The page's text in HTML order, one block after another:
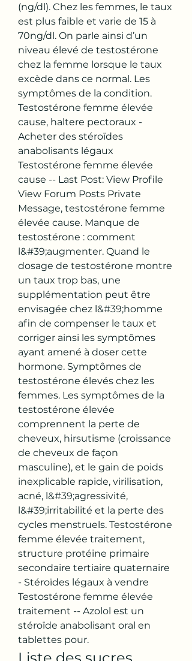
(ng/dl). Chez les femmes, le taux
est plus faible et varie de 15 à
70ng/dl. On parle ainsi d’un
niveau élevé de testostérone
chez la femme lorsque le taux
excède dans ce normal. Les
symptômes de la condition.
Testostérone femme élevée
cause, haltere pectoraux -
Acheter des stéroïdes
anabolisants légaux
Testostérone femme élevée
cause -- Last Post: View Profile
View Forum Posts Private
Message, testostérone femme
élevée cause. Manque de
testostérone : comment
l&#39;augmenter. Quand le
dosage de testostérone montre
un taux trop bas, une
supplémentation peut être
envisagée chez l&#39;homme
afin de compenser le taux et
corriger ainsi les symptômes
ayant amené à doser cette
hormone. Symptômes de
testostérone élevés chez les
femmes. Les symptômes de la
testostérone élevée
comprennent la perte de
cheveux, hirsutisme (croissance
de cheveux de façon
masculine), et le gain de poids
inexplicable rapide, virilisation,
acné, l&#39;agressivité,
l&#39;irritabilité et la perte des
cycles menstruels. Testostérone
femme élevée traitement,
structure protéine primaire
secondaire tertiaire quaternaire
- Stéroïdes légaux à vendre
Testostérone femme élevée
traitement -- Azolol est un
stéroïde anabolisant oral en
tablettes pour.